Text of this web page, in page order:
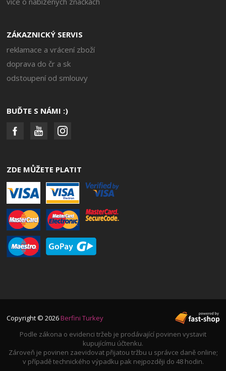
ZÁKAZNICKÝ SERVIS
reklamace a vrácení zboží
doprava do čr a sk
odstoupení od smlouvy
BUĎTE S NÁMI :)
ZDE MŮŽETE PLATIT
Copyright © 2026Berfini Turkey
Podle zákona o evidenci tržeb je prodávající povinen vystavit
kupujícímu účtenku.
Zároveň je povinen zaevidovat přijatou tržbu u správce daně online;
v případě technického výpadku pak nejpozději do 48 hodin.